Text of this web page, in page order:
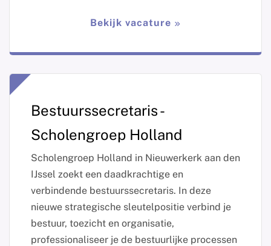
Bekijk vacature
Bestuurssecretaris -
Scholengroep Holland
Scholengroep Holland in Nieuwerkerk aan den
IJssel zoekt een daadkrachtige en
verbindende bestuurssecretaris. In deze
nieuwe strategische sleutelpositie verbind je
bestuur, toezicht en organisatie,
professionaliseer je de bestuurlijke processen